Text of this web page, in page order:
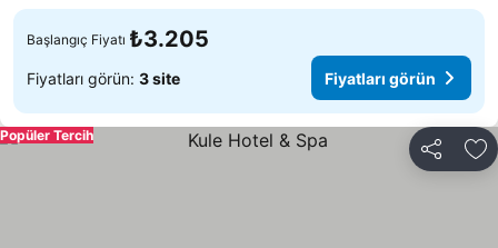
Başlangıç Fiyatı ₺3.205
Fiyatları görün: 3 site Fiyatları görün
Paylaş
Popüler Tercih